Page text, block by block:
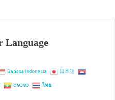
Language
Bahasa Indonesia 日本語
ဗမာစာ ไทย